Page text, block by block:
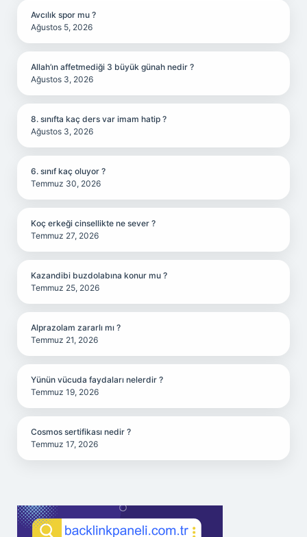
Avcılık spor mu ?
Ağustos 5, 2026
Allah’ın affetmediği 3 büyük günah nedir ?
Ağustos 3, 2026
8. sınıfta kaç ders var imam hatip ?
Ağustos 3, 2026
6. sınıf kaç oluyor ?
Temmuz 30, 2026
Koç erkeği cinsellikte ne sever ?
Temmuz 27, 2026
Kazandibi buzdolabına konur mu ?
Temmuz 25, 2026
Alprazolam zararlı mı ?
Temmuz 21, 2026
Yünün vücuda faydaları nelerdir ?
Temmuz 19, 2026
Cosmos sertifikası nedir ?
Temmuz 17, 2026